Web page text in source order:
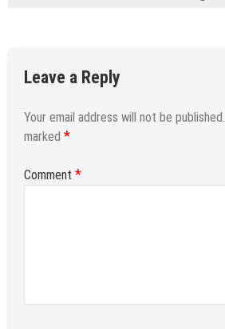
Leave a Reply
Your email address will not be published.
marked *
Comment *